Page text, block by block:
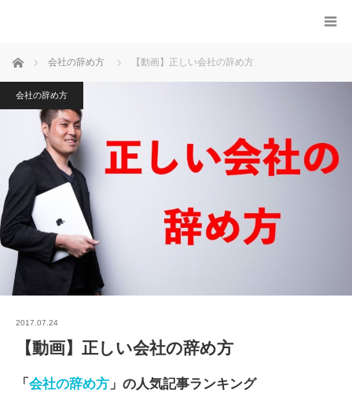
ホーム 会社の辞め方 【動画】正しい会社の辞め方
会社の辞め方
2017.07.24
【動画】正しい会社の辞め方
「 会社の辞め方 」の人気記事ランキング